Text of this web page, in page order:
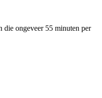
die ongeveer 55 minuten per